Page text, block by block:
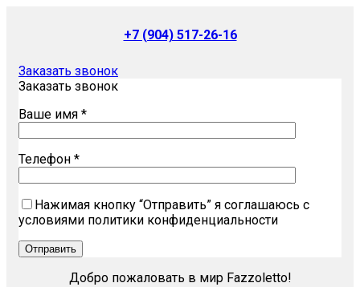
+7 (904) 517-26-16
Заказать звонок
Заказать звонок
Ваше имя *
Телефон *
Нажимая кнопку “Отправить” я соглашаюсь с
условиями политики конфиденциальности
Добро пожаловать в мир Fazzoletto!